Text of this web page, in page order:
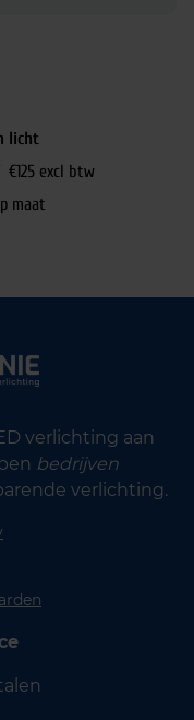
licht
excl btw
maat
verlichting aan
bedrijven
verlichting.